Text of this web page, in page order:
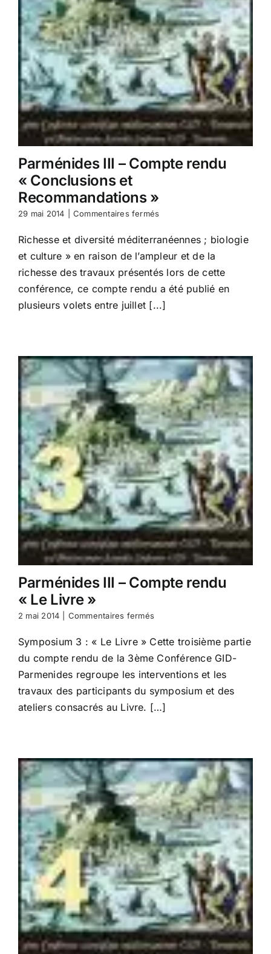
Parménides III – Compte rendu
« Conclusions et
Recommandations »
29 mai 2014 Commentaires ferméssur
III
Compte
rendu
« Conclusions
et
Recommandations »
Richesse et diversité méditerranéennes ; biologie
et culture » en raison de l’ampleur et de la
richesse des travaux présentés lors de cette
conférence, ce compte rendu a été publié en
plusieurs volets entre juillet [...]
Parménides III – Compte rendu
« Le Livre »
2 mai 2014 Commentaires ferméssur
III
Compte
rendu
Livre »
Symposium 3 : « Le Livre » Cette troisième partie
du compte rendu de la 3ème Conférence GID-
Parmenides regroupe les interventions et les
travaux des participants du symposium et des
ateliers consacrés au Livre. […]